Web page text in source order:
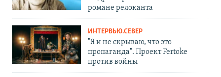
романе релоканта
ИНТЕРВЬЮ.СЕВЕР
"Я и не скрываю, что это
пропаганда". Проект Fertoke
против войны